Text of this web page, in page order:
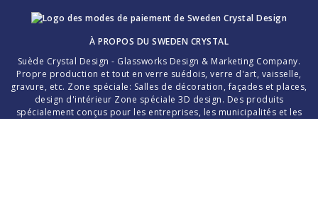
À PROPOS DU SWEDEN CRYSTAL
Suède Crystal Design - Glassworks Design & Marketing Company.
Propre production et tout en verre suédois, verre d'art, vaisselle,
gravure, etc. Zone spéciale: Salles de décoration, façades et places,
design d'intérieur Zone spéciale 3D design. Des produits
spécialement conçus pour les entreprises, les municipalités et les